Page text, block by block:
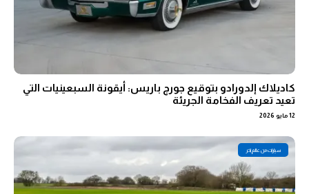
كاديلاك إلدورادو بتوقيع جورج باريس: أيقونة السبعينيات التي
تعيد تعريف الفخامة الجريئة
12 مايو 2026
سيارات من عالم اخر